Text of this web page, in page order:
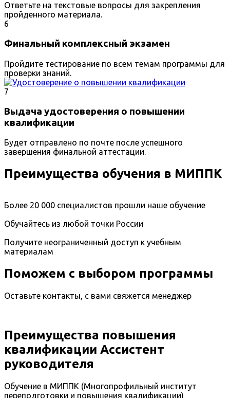
Ответьте на текстовые вопросы для закрепления
пройденного материала.
6
Финальный комплексный экзамен
Пройдите тестирование по всем темам программы для
проверки знаний.
7
Выдача удостоверения о повышении
квалификации
Будет отправлено по почте после успешного
завершения финальной аттестации.
Преимущества обучения в МИППК
Более 20 000 специалистов прошли наше обучение
Обучайтесь из любой точки России
Получите неограниченный доступ к учебным
материалам
Поможем с выбором программы
Оставьте контакты, с вами свяжется менеджер
Преимущества повышения
квалификации Ассистент
руководителя
Обучение в МИППК (Многопрофильный институт
переподготовки и повышения квалификации)